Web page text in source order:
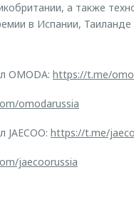
а также
в Испании, Таиланде
OMODA: https://t.me/
omodarussia
JAECOO: https://t.me/
jaecoorussia